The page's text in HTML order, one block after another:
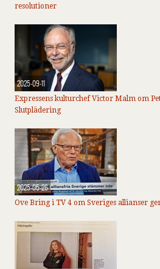
resolutioner
2025-09-11
Expressens kulturchef Victor Malm om
Slutplädering
2025-05-26
Ove Bring i TV 4 om Sveriges allianser